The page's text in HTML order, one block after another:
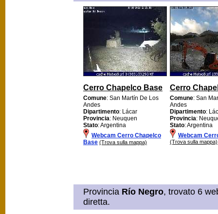
Cerro Chapelco Base
Comune: San Martín De Los
Andes
Dipartimento: Lácar
Provincia: Neuquen
Stato: Argentina
Webcam Cerro Chapelco
Base (Trova sulla mappa)
Cerro
Comune: San
Andes
Dipartimento:
Provincia:
Stato: Argentina
Webcam
(Trova sulla mappa)
Provincia Río Negro, trovato 6
diretta.